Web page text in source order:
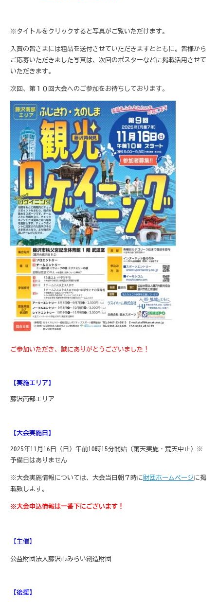
※タイトルをクリックすると写真がご覧いただけます。
入賞の皆さまには粗品を送付させていただきますとともに。皆様から
ご応募いただきました写真は、次回のポスターなどに掲載活用させて
いただきます。
次回、第１０回大会へのご参加をお待ちしております。
ご参加いただき、誠にありがとうございました！
【実施エリア】
藤沢南部エリア
【大会実施日】
2025年11月16日（日）午前10時15分開始（雨天実施・荒天中止）※
予備日はありません
※大会実施情報については、大会当日朝７時に財団ホームページに掲
載致します。
※大会申込情報は一番下にございます！
【主催】
公益財団法人藤沢市みらい創造財団
【後援】